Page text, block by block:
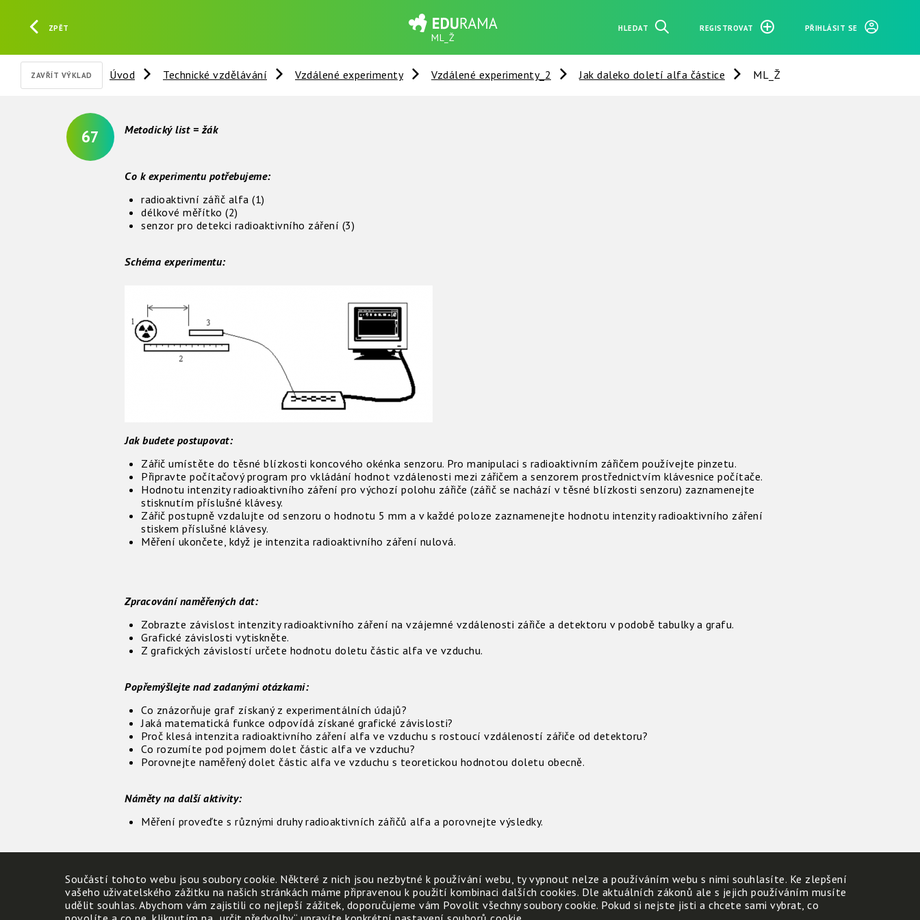
ZPĚT
ML_Ž
HLEDAT REGISTROVAT PŘIHLÁSIT SE
ZAVŘÍT VÝKLAD Úvod Technické vzdělávání Vzdálené experimenty Vzdálené experimenty_2 Jak daleko doletí alfa částice ML_Ž
67 Metodický list = žák
Co k experimentu potřebujeme:
radioaktivní zářič alfa (1)
délkové měřítko (2)
senzor pro detekci radioaktivního záření (3)
Schéma experimentu:
Jak budete postupovat:
Zářič umístěte do těsné blízkosti koncového okénka senzoru. Pro manipulaci s radioaktivním zářičem používejte pinzetu.
Připravte počítačový program pro vkládání hodnot vzdálenosti mezi zářičem a senzorem prostřednictvím klávesnice počítače.
Hodnotu intenzity radioaktivního záření pro výchozí polohu zářiče (zářič se nachází v těsné blízkosti senzoru) zaznamenejte
stisknutím příslušné klávesy.
Zářič postupně vzdalujte od senzoru o hodnotu 5 mm a v každé poloze zaznamenejte hodnotu intenzity radioaktivního záření
stiskem příslušné klávesy.
Měření ukončete, když je intenzita radioaktivního záření nulová.
Zpracování naměřených dat:
Zobrazte závislost intenzity radioaktivního záření na vzájemné vzdálenosti zářiče a detektoru v podobě tabulky a grafu.
Grafické závislosti vytiskněte.
Z grafických závislostí určete hodnotu doletu částic alfa ve vzduchu.
Popřemýšlejte nad zadanými otázkami:
Co znázorňuje graf získaný z experimentálních údajů?
Jaká matematická funkce odpovídá získané grafické závislosti?
Proč klesá intenzita radioaktivního záření alfa ve vzduchu s rostoucí vzdáleností zářiče od detektoru?
Co rozumíte pod pojmem dolet částic alfa ve vzduchu?
Porovnejte naměřený dolet částic alfa ve vzduchu s teoretickou hodnotou doletu obecně.
Náměty na další aktivity:
Měření proveďte s různými druhy radioaktivních zářičů alfa a porovnejte výsledky.
Jakým způsobem je možné zastavit záření alfa?
Radium (A = 226, Z = 88) se emitováním částice alfa přemění na radon.
Jak se mění nukleonové a protonové číslo vzniklého prvku při přeměně alfa?
Součástí tohoto webu jsou soubory cookie. Některé z nich jsou nezbytné k používání webu, ty vypnout nelze a používáním webu s nimi souhlasíte. Ke zlepšení
vašeho uživatelského zážitku na našich stránkách máme připravenou k použití kombinaci dalších cookies. Dle aktuálních zákonů ale s jejich používáním musíte
udělit souhlas. Abychom vám zajistili co nejlepší zážitek, doporučujeme vám Povolit všechny soubory cookie. Pokud si nejste jisti a chcete sami vybrat, co